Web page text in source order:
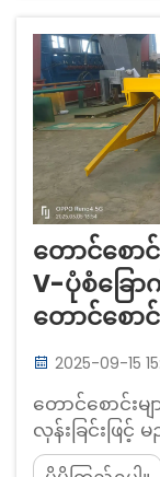
တောင်စော
V-ပုံစံခြေ
တောင်စော
2025-09-15
တောင်စောင်း
လှန်းခြင်းဖြ
ခြောက်လှန်းခ